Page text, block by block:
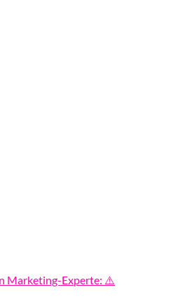
Marketing-Experte: ⚠️